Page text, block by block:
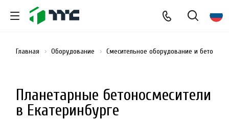
Планетарные бетоносмесители
в Екатеринбурге
Главная Оборудование Смесительное оборудование и